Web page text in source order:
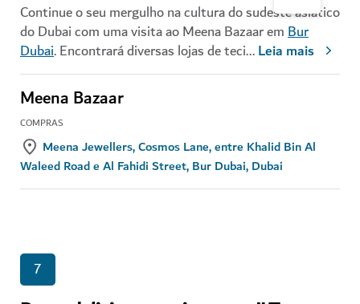
Continue o seu mergulho na cultura do sudeste asiático
do Dubai com uma visita ao Meena Bazaar emBur
Dubai. Encontrará diversas lojas de teci...Leia mais
Meena Bazaar
COMPRAS
Meena Jewellers, Cosmos Lane, entre Khalid Bin Al
Waleed Road e Al Fahidi Street, Bur Dubai, Dubai
7